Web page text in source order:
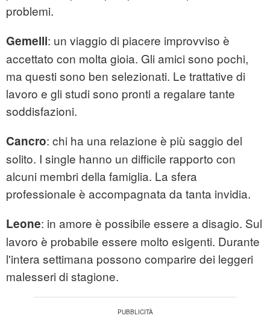
problemi.
Gemelli: un viaggio di piacere improvviso è
accettato con molta gioia. Gli amici sono pochi,
ma questi sono ben selezionati. Le trattative di
lavoro e gli studi sono pronti a regalare tante
soddisfazioni.
Cancro: chi ha una relazione è più saggio del
solito. I single hanno un difficile rapporto con
alcuni membri della famiglia. La sfera
professionale è accompagnata da tanta invidia.
Leone: in amore è possibile essere a disagio. Sul
lavoro è probabile essere molto esigenti. Durante
l'intera settimana possono comparire dei leggeri
malesseri di stagione.